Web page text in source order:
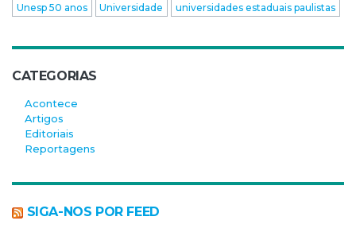
Unesp 50 anos
Universidade universidades estaduais paulistas
CATEGORIAS
Acontece
Artigos
Editoriais
Reportagens
SIGA-NOS POR FEED